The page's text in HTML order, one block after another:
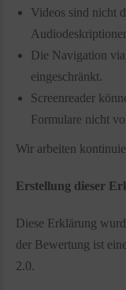
Videos sind nicht
Die Navigation via
eingeschränkt.
Screenreader
Formulare nicht
Wir arbeiten
Erstellung dieser
Diese Erklärung
der Bewertung ist eine
2.0.